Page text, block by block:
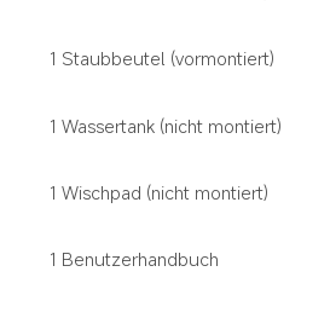
1 Staubbeutel (vormontiert)
1 Wassertank (nicht montiert)
1 Wischpad (nicht montiert)
1 Benutzerhandbuch